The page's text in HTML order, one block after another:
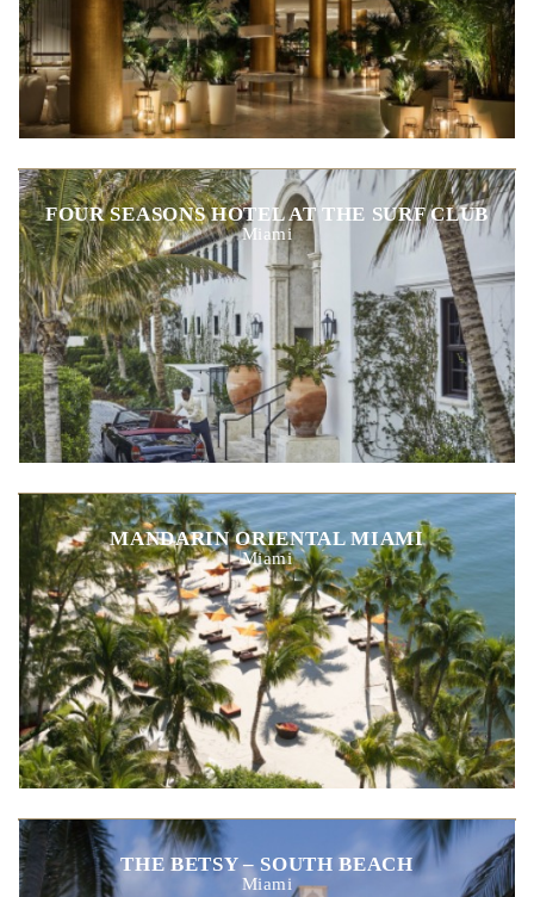
FOUR SEASONS HOTEL AT THE SURF CLUB
Miami
MANDARIN ORIENTAL MIAMI
Miami
THE BETSY – SOUTH BEACH
Miami